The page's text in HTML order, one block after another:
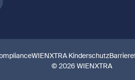
© 2026 WIENXTRA
WIENXTRA Kinderschutz